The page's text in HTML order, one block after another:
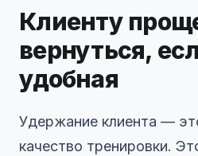
Клиенту
вернуться,
удобная
Удержание клиента —
качество тренировки.